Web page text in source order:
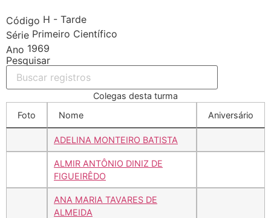
Código H - Tarde
Série Primeiro Científico
Ano 1969
Pesquisar
Colegas desta turma
Foto
Nome Aniversário
ADELINA MONTEIRO BATISTA
ALMIR ANTÔNIO DINIZ DE
FIGUEIRÊDO
ANA MARIA TAVARES DE
ALMEIDA